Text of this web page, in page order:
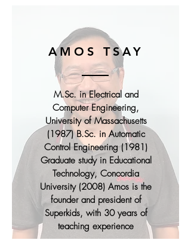
AMOS TSAY
M.Sc. in Electrical and
Computer Engineering,
University of Massachusetts
(1987) B.Sc. in Automatic
Control Engineering (1981)
Graduate study in Educational
Technology, Concordia
University (2008) Amos is the
founder and president of
Superkids, with 30 years of
teaching experience